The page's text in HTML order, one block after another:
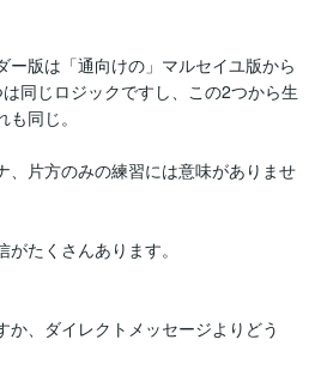
ー版は「通向けの」マルセイユ版から
同じロジックですし、この2つから生
同じ。
、片方のみの練習には意味がありませ
たくさんあります。
か、ダイレクトメッセージよりどう